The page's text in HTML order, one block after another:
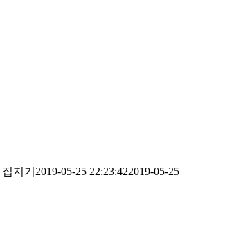
집지기 2019-05-25 22:23:422019-05-25